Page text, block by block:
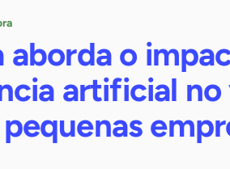
aborda o
artificial no